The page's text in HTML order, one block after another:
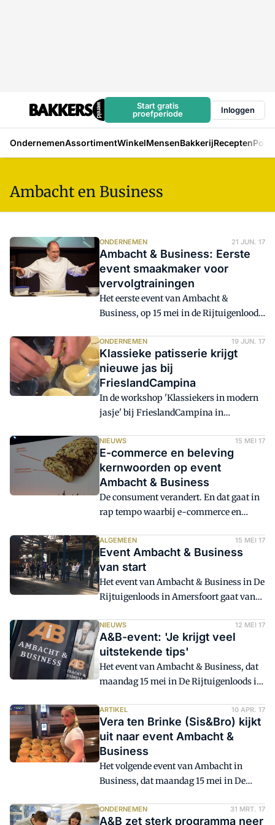
Start gratis
proefperiode
Inloggen
OndernemenAssortimentWinkelMensenBakkerijRecepten
Ambacht en Business
ONDERNEMEN 21 JUN. 17
Ambacht & Business: Eerste
event smaakmaker voor
vervolgtrainingen
Het eerste event van Ambacht &
Business, op 15 mei in de Rijtuigenloods
gebleken. Deelnemers en organisatie
zijn door de bank genomen enthousiast.
ONDERNEMEN 19 JUN. 17
Klassieke patisserie krijgt
nieuwe jas bij
FrieslandCampina
In de workshop 'Klassiekers in modern
jasje' bij FrieslandCampina in
enthousiaste deelnemers. De workshop
is het vervolg op het onlangs gehouden
Ambacht & Business event in
Amersfoort.
NIEUWS 15 MEI 17
E-commerce en beleving
kernwoorden op event
Ambacht & Business
De consument verandert. En dat gaat in
rap tempo waarbij e-commerce en
worden. Het aanzetten van het lymbisch
systeem in de hersenen is de manier om
de gewenste beleving bij de klant op te
roepen.
ALGEMEEN 15 MEI 17
Event Ambacht & Business
van start
Het event van Ambacht & Business in De
Rijtuigenloods in Amersfoort gaat van
files doorstaan en zijn binnen.
NIEUWS 12 MEI 17
A&B-event: 'Je krijgt veel
uitstekende tips'
Het event van Ambacht & Business, dat
maandag 15 mei in De Rijtuigenloods in
teken van de nieuwe generatie
consumenten. Deelneemster Vera ten
Brinke van Sis&Bro Bakery in Ommen is
razend enthousiast. 'Je krijgt veel
praktische tips die uitstekend toegepast
kunnen worden in je eigen bedrijf.'
ARTIKEL 10 APR. 17
Vera ten Brinke (Sis&Bro) kijkt
uit naar event Ambacht &
Business
Het volgende event van Ambacht in
Business, dat maandag 15 mei in De
gehouden, staat in het teken van de
ONDERNEMEN 31 MRT. 17
A&B zet sterk programma neer